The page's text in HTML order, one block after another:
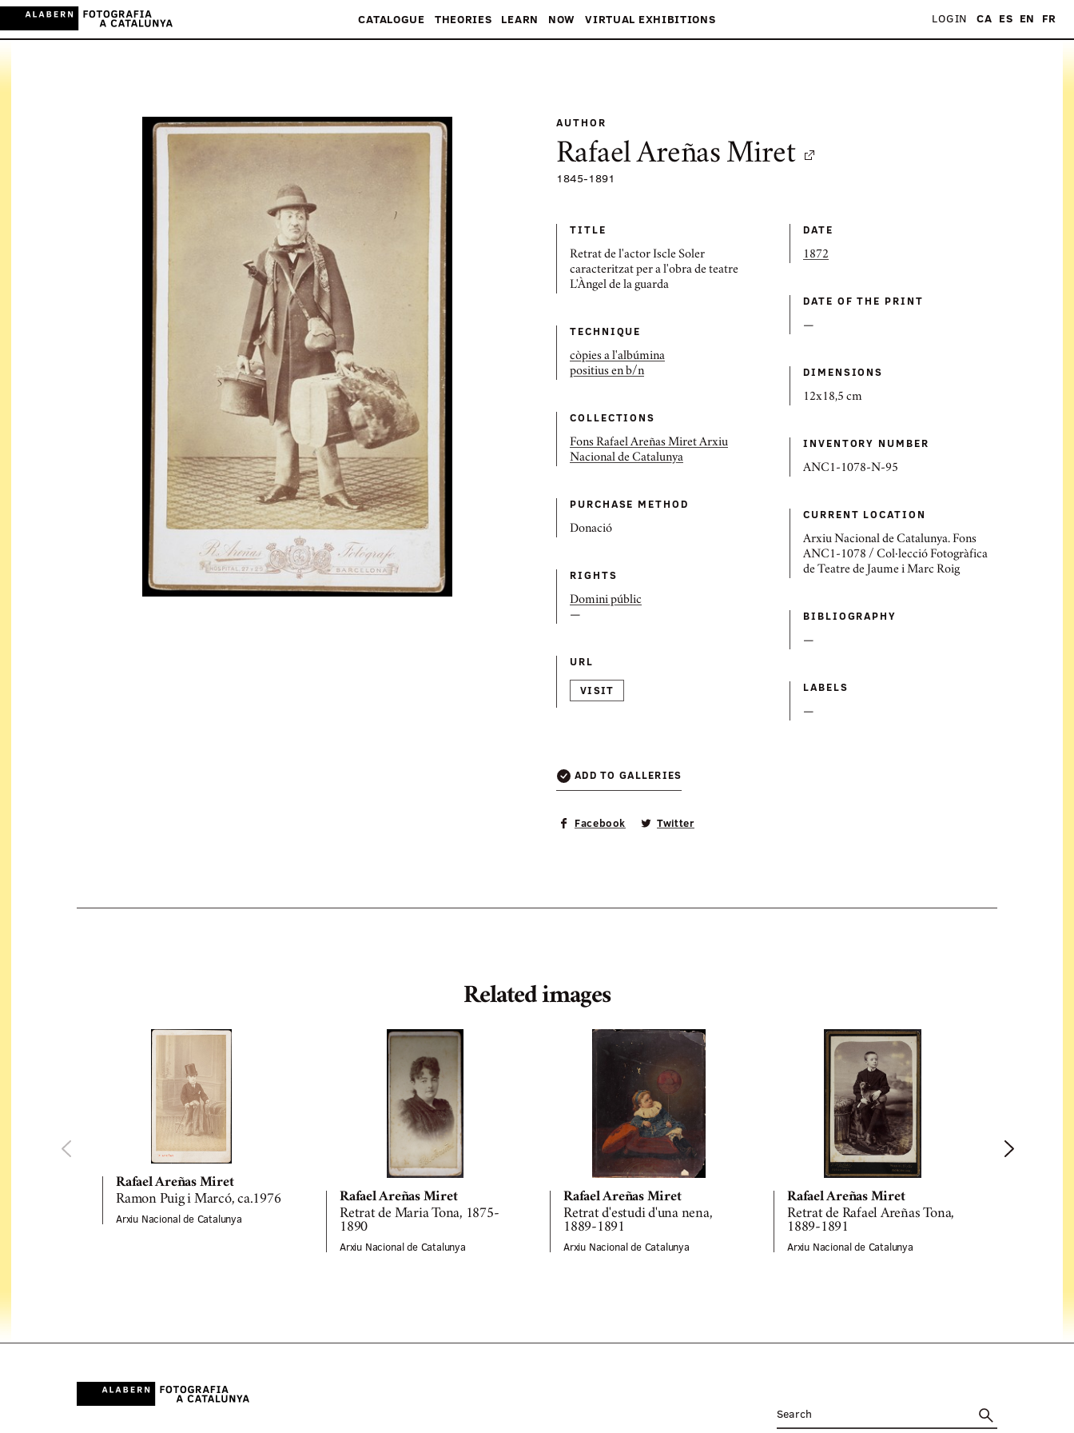
CATALOGUE THEORIES LEARN NOW VIRTUAL EXHIBITIONS LOGIN CA ES EN FR
AUTHOR
Rafael Areñas Miret
1845-1891
TITLE
Retrat de l'actor Iscle Soler
caracteritzat per a l'obra de teatre
L'Àngel de la guarda
DATE
1872
DATE OF THE PRINT
—
TECHNIQUE
còpies a l'albúmina
positius en b/n
DIMENSIONS
12x18,5 cm
COLLECTIONS
Fons Rafael Areñas Miret Arxiu
Nacional de Catalunya
INVENTORY NUMBER
ANC1-1078-N-95
PURCHASE METHOD
Donació
CURRENT LOCATION
Arxiu Nacional de Catalunya. Fons
ANC1-1078 / Col·lecció Fotogràfica
de Teatre de Jaume i Marc Roig
RIGHTS
Domini públic
—
BIBLIOGRAPHY
—
URL
VISIT
LABELS
—
ADD TO GALLERIES
Facebook Twitter
Related images
Rafael Areñas Miret
Ramon Puig i Marcó, ca.1976
Arxiu Nacional de Catalunya
Rafael Areñas Miret
Retrat de Maria Tona, 1875-
1890
Arxiu Nacional de Catalunya
Rafael Areñas Miret
Retrat d'estudi d'una nena,
1889-1891
Arxiu Nacional de Catalunya
Rafael Areñas Miret
Retrat de Rafael Areñas Tona,
1889-1891
Arxiu Nacional de Catalunya